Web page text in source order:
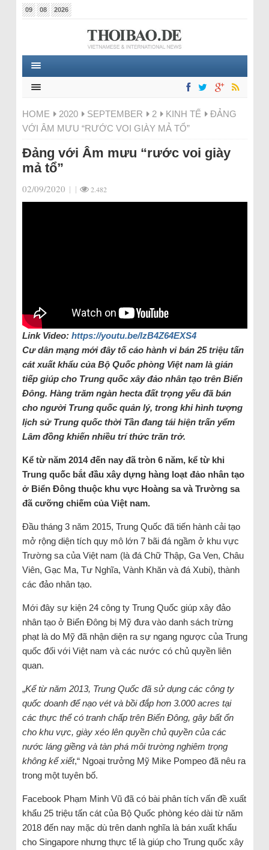
09 08 2026
HOME 2020 SEPTEMBER 2 KINH TẾ
ĐẢNG
VỚI ÂM MƯU “RƯỚC VOI GIÀY MẢ TỔ”
Đảng với Âm mưu “rước voi giày
mả tổ”
02/09/2020 | | 2.482
Link Video: https://youtu.be/lzB4Z64EXS4
Cư dân mạng mới đây tố cáo hành vi bán 25 triệu tấn
cát xuất khẩu của Bộ Quốc phòng Việt nam là gián
tiếp giúp cho Trung quốc xây đảo nhân tạo trên Biển
Đông. Hàng trăm ngàn hecta đất trọng yếu đã bán
cho người Trung quốc quản lý, trong khi hình tượng
lịch sử Trung quốc thời Tần đang tái hiện trấn yểm
Lâm đồng khiến nhiều trí thức trăn trở.
Kể từ năm 2014 đến nay đã tròn 6 năm, kể từ khi
Trung quốc bắt đầu xây dựng hàng loạt đảo nhân tạo
ở Biển Đông thuộc khu vực Hoàng sa và Trường sa
đã cưỡng chiếm của Việt nam.
Đầu tháng 3 năm 2015, Trung Quốc đã tiến hành cải tạo
mở rộng diện tích quy mô lớn 7 bãi đá ngầm ở khu vực
Trường sa của Việt nam (là đá Chữ Thập, Ga Ven, Châu
Viên, Gạc Ma, Tư Nghĩa, Vành Khăn và đá Xubi), thành
các đảo nhân tạo.
Mới đây sự kiện 24 công ty Trung Quốc giúp xây đảo
nhân tạo ở Biển Đông bị Mỹ đưa vào danh sách trừng
phạt là do Mỹ đã nhận diện ra sự ngang ngược của Trung
quốc đối với Việt nam và các nước có chủ quyền liên
quan.
„Kể từ năm 2013, Trung Quốc đã sử dụng các công ty
quốc doanh để nạo vét và bồi đắp hơn 3.000 acres tại
các thực thể có tranh chấp trên Biển Đông, gây bất ổn
cho khu vực, giày xéo lên quyền chủ quyền của các
nước láng giềng và tàn phá môi trường nghiêm trọng
không kể xiết,“ Ngoại trưởng Mỹ Mike Pompeo đã nêu ra
trong một tuyên bố.
Facebook Phạm Minh Vũ đã có bài phân tích vấn đề xuất
khẩu 25 triệu tấn cát của Bộ Quốc phòng kéo dài từ năm
2018 đến nay mặc dù trên danh nghĩa là bán xuất khẩu
cho Singapore nhưng thực tế là giúp cho Trung quốc xây